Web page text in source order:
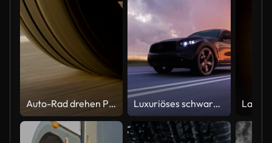
Auto-Rad drehen POV Close Up. Land road Luxuriöses schwarzes Auto auf der Autobahn. Sehr schnelles Fahren.